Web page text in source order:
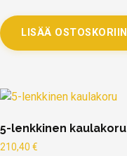
LISÄÄ OSTOSKORIIN
5-lenkkinen kaulakoru
210,40 €